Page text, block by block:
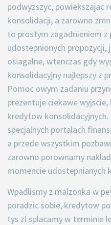
podwyzszyc, powiekszajac
konsolidacji, a zarowno
to prostym zagadnieniem z
udostepnionych propozycji,
osiagalne, wtenczas gdy
konsolidacyjny najlepszy z
Pomoc owym zadaniu
prezentuje ciekawe
kredytow konsolidacyjnych.
specjalnych portalach
a przede wszystkim
zarowno porownamy
momencie udostepnianych
Wpadlismy z malzonka w
poradzic sobie, kredytow
tys zl splacamy w terminie